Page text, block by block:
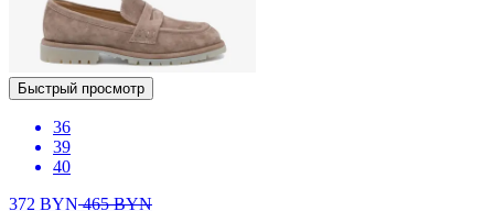
Быстрый просмотр
36
39
40
372 BYN465BYN